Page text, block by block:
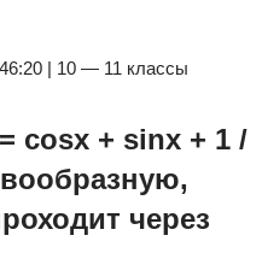
| 10 — 11 классы
cosx + sinx + 1 /
через